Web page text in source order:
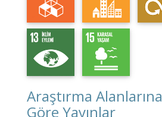
Araştırma Alanlarına
Göre Yayınlar